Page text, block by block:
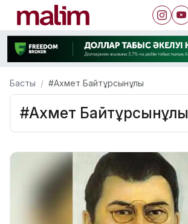
Басты #Ахмет Байтұрсынұлы
#Ахмет Байтұрсынұлы